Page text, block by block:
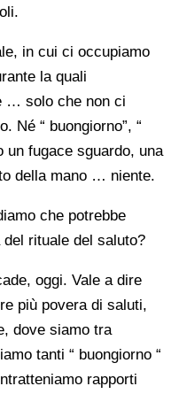
in cui ci occupiamo
la quali
… solo che non ci
Né “ buongiorno”, “
un fugace sguardo, una
della mano … niente.
che potrebbe
rituale del saluto?
oggi. Vale a dire
più povera di saluti,
dove siamo tra
tanti “ buongiorno “
rapporti